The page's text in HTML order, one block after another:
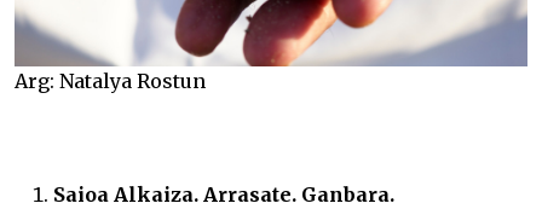
Arg: Natalya Rostun
Saioa Alkaiza. Arrasate. Ganbara.